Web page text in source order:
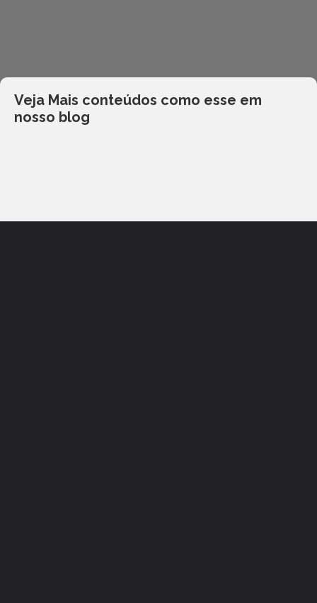
Veja Mais conteúdos como esse em
nosso blog